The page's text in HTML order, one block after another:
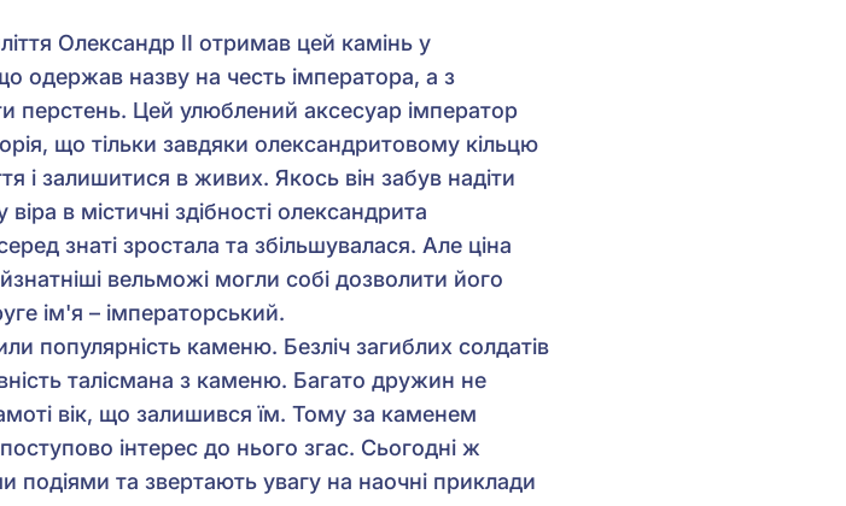
Олександр ІІ отримав цей камінь у
одержав назву на честь імператора, а з
перстень. Цей улюблений аксесуар імператор
що тільки завдяки олександритовому кільцю
і залишитися в живих. Якось він забув надіти
в містичні здібності олександрита
знаті зростала та збільшувалася. Але ціна
вельможі могли собі дозволити його
ім'я – імператорський.
популярність каменю. Безліч загиблих солдатів
талісмана з каменю. Багато дружин не
вік, що залишився їм. Тому за каменем
інтерес до нього згас. Сьогодні ж
подіями та звертають увагу на наочні приклади